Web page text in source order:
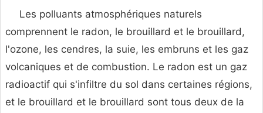
Les polluants atmosphériques naturels
comprennent le radon, le brouillard et le brouillard,
l'ozone, les cendres, la suie, les embruns et les gaz
volcaniques et de combustion. Le radon est un gaz
radioactif qui s'infiltre du sol dans certaines régions,
et le brouillard et le brouillard sont tous deux de la